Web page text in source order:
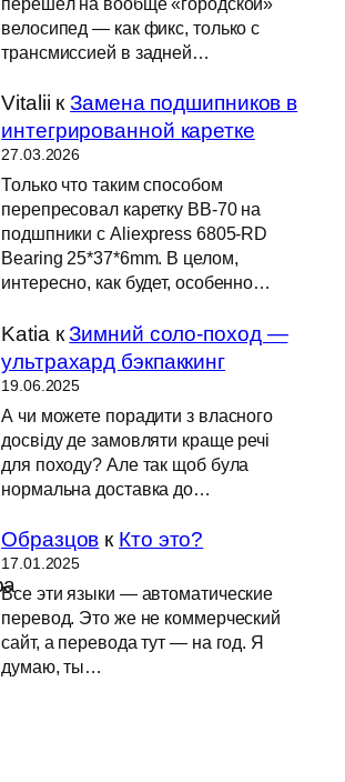
велосипед — как фикс, только с
трансмиссией в задней…
Vitalii кЗамена подшипников в
интегрированной каретке
27.03.2026
Только что таким способом
перепресовал каретку BB-70 на
подшпники с Aliexpress 6805-RD
Bearing 25*37*6mm. В целом,
интересно, как будет, особенно…
Katia кЗимний соло-поход —
ультрахард бэкпаккинг
19.06.2025
А чи можете порадити з власного
досвіду де замовляти краще речі
для походу? Але так щоб була
нормальна доставка до…
Образцов к Кто это?
17.01.2025
Все эти языки — автоматические
перевод. Это же не коммерческий
сайт, а перевода тут — на год. Я
думаю, ты…